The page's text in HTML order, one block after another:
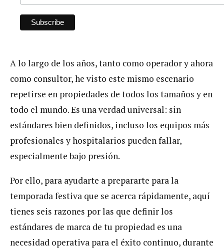
A lo largo de los años, tanto como operador y ahora
como consultor, he visto este mismo escenario
repetirse en propiedades de todos los tamaños y en
todo el mundo. Es una verdad universal: sin
estándares bien definidos, incluso los equipos más
profesionales y hospitalarios pueden fallar,
especialmente bajo presión.
Por ello, para ayudarte a prepararte para la
temporada festiva que se acerca rápidamente, aquí
tienes seis razones por las que definir los
estándares de marca de tu propiedad es una
necesidad operativa para el éxito continuo, durante